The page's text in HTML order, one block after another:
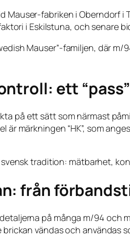
Mauser-fabriken i Oberndorf
i Eskilstuna, och senare
Mauser”-familjen, där
ett
på ett sätt som närmast
är märkningen “HK”, som
tradition: mätbarhet,
från
på många m/94
vändas och